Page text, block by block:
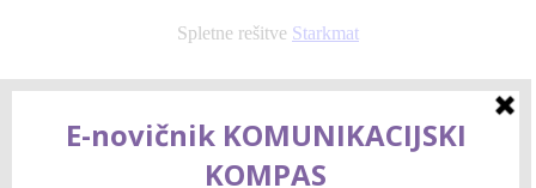
Spletne rešitve Starkmat